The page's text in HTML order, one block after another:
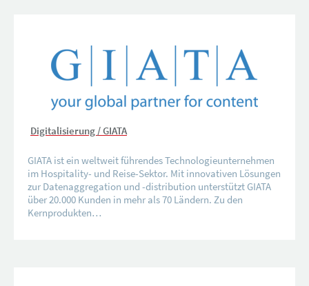
Digitalisierung / GIATA
GIATA ist ein weltweit führendes Technologieunternehmen
im Hospitality- und Reise-Sektor. Mit innovativen Lösungen
zur Datenaggregation und -distribution unterstützt GIATA
über 20.000 Kunden in mehr als 70 Ländern. Zu den
Kernprodukten…